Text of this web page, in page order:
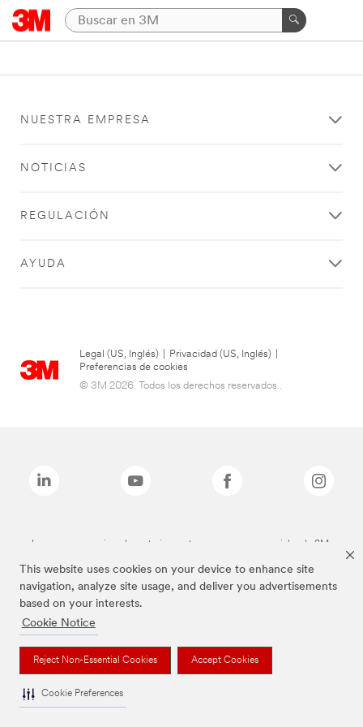
This website uses cookies on your device to enhance site
navigation, analyze site usage, and deliver you advertisements
based on your interests.
Cookie Notice
Reject Non-Essential Cookies Accept Cookies
Cookie Preferences
NUESTRA EMPRESA
NOTICIAS
REGULACIÓN
AYUDA
Legal (US, Inglés) Privacidad (US, Inglés)
Preferencias de cookies
© 3M 2026. Todos los derechos reservados..
Las marcas mencionadas anteriormente son marcas comerciales de 3M.